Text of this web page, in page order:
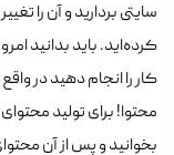
سایتی بردارید و آن را
کرده‌اید. باید بدانید
کار را انجام دهید در
محتوا! برای تولید
بخوانید و پس از آن